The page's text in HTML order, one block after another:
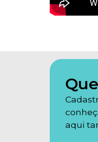
aqui